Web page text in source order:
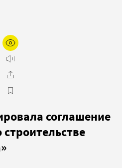
соглашение
строительстве